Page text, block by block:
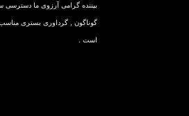
بیننده گرامی آرزوی ما دسترسی
گوناگون , گرداوری بستری
است .